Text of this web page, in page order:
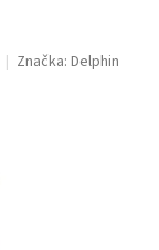
Značka:Delphin